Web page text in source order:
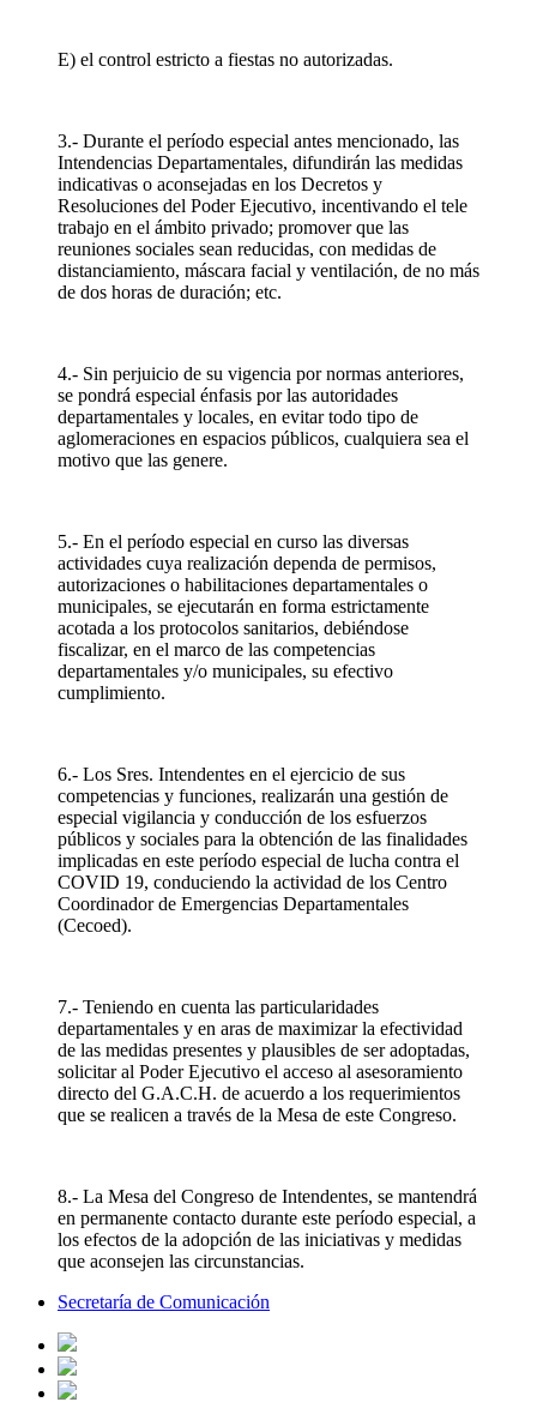
E) el control estricto a fiestas no autorizadas.
3.- Durante el período especial antes mencionado, las
Intendencias Departamentales, difundirán las medidas
indicativas o aconsejadas en los Decretos y
Resoluciones del Poder Ejecutivo, incentivando el tele
trabajo en el ámbito privado; promover que las
reuniones sociales sean reducidas, con medidas de
distanciamiento, máscara facial y ventilación, de no más
de dos horas de duración; etc.
4.- Sin perjuicio de su vigencia por normas anteriores,
se pondrá especial énfasis por las autoridades
departamentales y locales, en evitar todo tipo de
aglomeraciones en espacios públicos, cualquiera sea el
motivo que las genere.
5.- En el período especial en curso las diversas
actividades cuya realización dependa de permisos,
autorizaciones o habilitaciones departamentales o
municipales, se ejecutarán en forma estrictamente
acotada a los protocolos sanitarios, debiéndose
fiscalizar, en el marco de las competencias
departamentales y/o municipales, su efectivo
cumplimiento.
6.- Los Sres. Intendentes en el ejercicio de sus
competencias y funciones, realizarán una gestión de
especial vigilancia y conducción de los esfuerzos
públicos y sociales para la obtención de las finalidades
implicadas en este período especial de lucha contra el
COVID 19, conduciendo la actividad de los Centro
Coordinador de Emergencias Departamentales
(Cecoed).
7.- Teniendo en cuenta las particularidades
departamentales y en aras de maximizar la efectividad
de las medidas presentes y plausibles de ser adoptadas,
solicitar al Poder Ejecutivo el acceso al asesoramiento
directo del G.A.C.H. de acuerdo a los requerimientos
que se realicen a través de la Mesa de este Congreso.
8.- La Mesa del Congreso de Intendentes, se mantendrá
en permanente contacto durante este período especial, a
los efectos de la adopción de las iniciativas y medidas
que aconsejen las circunstancias.
Secretaría de Comunicación